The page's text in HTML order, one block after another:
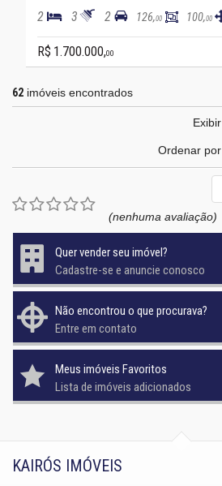
2 3 2 126,00 100,00
R$ 1.700.000,00
62 imóveis encontrados
Exibir
Ordenar por
(nenhuma avaliação)
Quer vender seu imóvel?
Cadastre-se e anuncie conosco
Não encontrou o que procurava?
Entre em contato
Meus imóveis Favoritos
Lista de imóveis adicionados
KAIRÓS IMÓVEIS